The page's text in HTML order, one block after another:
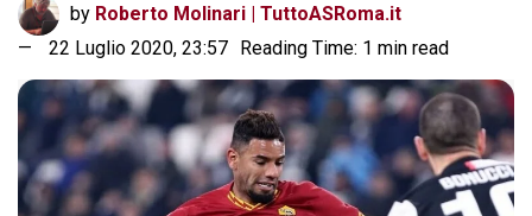
by Roberto Molinari | TuttoASRoma.it
22 Luglio 2020, 23:57 Reading Time: 1 min read